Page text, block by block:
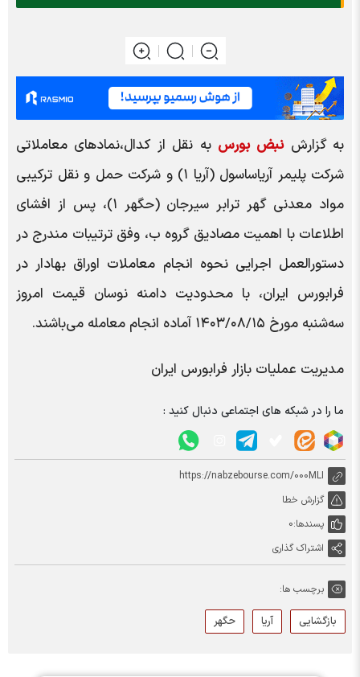
به گزارشنبض بورس به نقل از کدال،نماد‌های معاملاتی
شرکت پلیمر آریاساسول (آریا ۱) و شرکت حمل و نقل ترکیبی
مواد معدنی گهر ترابر سیرجان (حگهر ۱)، پس از افشای
اطلاعات با اهمیت مصادیق گروه ب، وفق ترتیبات مندرج در
دستورالعمل اجرایی نحوه انجام معاملات اوراق بهادار در
فرابورس ایران، با محدودیت دامنه نوسان قیمت امروز
سه‌شنبه مورخ ۱۴۰۳/۰۸/۱۵ آماده انجام معامله می‌باشند.
مدیریت عملیات بازار فرابورس ایران
ما را در شبکه های اجتماعی دنبال کنید :
https://nabzebourse.com/000MLI
گزارش خطا
پسندها:0
اشتراک گذاری
برچسب ها:
بازگشایی آریا حگهر